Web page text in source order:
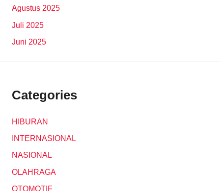
Agustus 2025
Juli 2025
Juni 2025
Categories
HIBURAN
INTERNASIONAL
NASIONAL
OLAHRAGA
OTOMOTIF